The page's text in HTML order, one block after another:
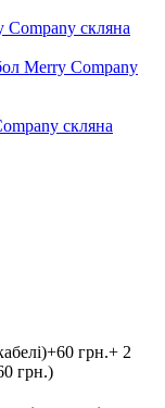
скляна
+ 2
грн.)